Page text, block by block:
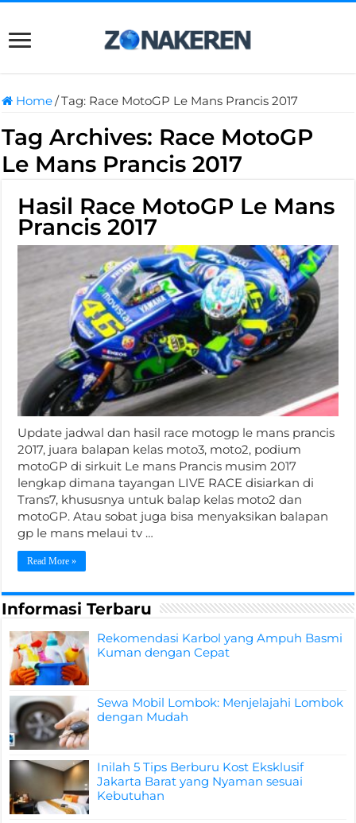
Home/Tag: Race MotoGP Le Mans Prancis 2017
Tag Archives: Race MotoGP
Le Mans Prancis 2017
Hasil Race MotoGP Le Mans
Prancis 2017
Update jadwal dan hasil race motogp le mans prancis
2017, juara balapan kelas moto3, moto2, podium
motoGP di sirkuit Le mans Prancis musim 2017
lengkap dimana tayangan LIVE RACE disiarkan di
Trans7, khususnya untuk balap kelas moto2 dan
motoGP. Atau sobat juga bisa menyaksikan balapan
gp le mans melaui tv …
Read More »
Informasi Terbaru
Rekomendasi Karbol yang Ampuh Basmi
Kuman dengan Cepat
Sewa Mobil Lombok: Menjelajahi Lombok
dengan Mudah
Inilah 5 Tips Berburu Kost Eksklusif
Jakarta Barat yang Nyaman sesuai
Kebutuhan